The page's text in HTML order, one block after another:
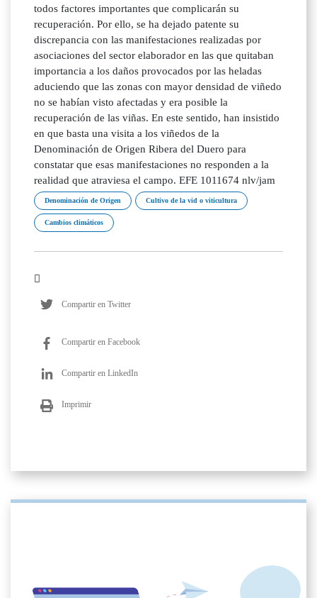
todos factores importantes que complicarán su
recuperación. Por ello, se ha dejado patente su
discrepancia con las manifestaciones realizadas por
asociaciones del sector elaborador en las que quitaban
importancia a los daños provocados por las heladas
aduciendo que las zonas con mayor densidad de viñedo
no se habían visto afectadas y era posible la
recuperación de las viñas. En este sentido, han insistido
en que basta una visita a los viñedos de la
Denominación de Origen Ribera del Duero para
constatar que esas manifestaciones no responden a la
realidad que atraviesa el campo. EFE 1011674 nlv/jam
Denominación de Origen Cultivo de la vid o viticultura
Cambios climáticos
Compartir en Twitter
Compartir en Facebook
Compartir en LinkedIn
Imprimir